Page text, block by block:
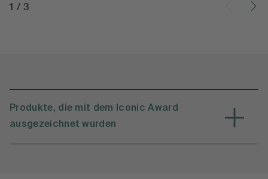
1 /3
Produkte, die mit dem Iconic Award
ausgezeichnet wurden